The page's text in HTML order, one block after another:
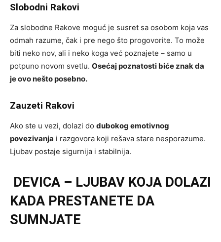
Slobodni Rakovi
Za slobodne Rakove moguć je susret sa osobom koja vas
odmah razume, čak i pre nego što progovorite. To može
biti neko nov, ali i neko koga već poznajete – samo u
potpuno novom svetlu. Osećaj poznatosti biće znak da
je ovo nešto posebno.
Zauzeti Rakovi
Ako ste u vezi, dolazi do dubokog emotivnog
povezivanja i razgovora koji rešava stare nesporazume.
Ljubav postaje sigurnija i stabilnija.
DEVICA – LJUBAV KOJA DOLAZI
KADA PRESTANETE DA
SUMNJATE